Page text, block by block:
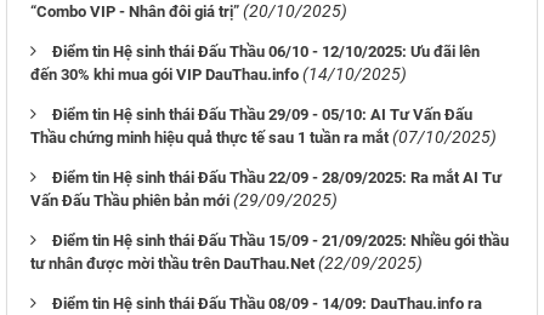
“Combo VIP - Nhân đôi giá trị” (20/10/2025)
Điểm tin Hệ sinh thái Đấu Thầu 06/10 - 12/10/2025: Ưu đãi lên
đến 30% khi mua gói VIP DauThau.info (14/10/2025)
Điểm tin Hệ sinh thái Đấu Thầu 29/09 - 05/10: AI Tư Vấn Đấu
Thầu chứng minh hiệu quả thực tế sau 1 tuần ra mắt (07/10/2025)
Điểm tin Hệ sinh thái Đấu Thầu 22/09 - 28/09/2025: Ra mắt AI Tư
Vấn Đấu Thầu phiên bản mới (29/09/2025)
Điểm tin Hệ sinh thái Đấu Thầu 15/09 - 21/09/2025: Nhiều gói thầu
tư nhân được mời thầu trên DauThau.Net (22/09/2025)
Điểm tin Hệ sinh thái Đấu Thầu 08/09 - 14/09: DauThau.info ra